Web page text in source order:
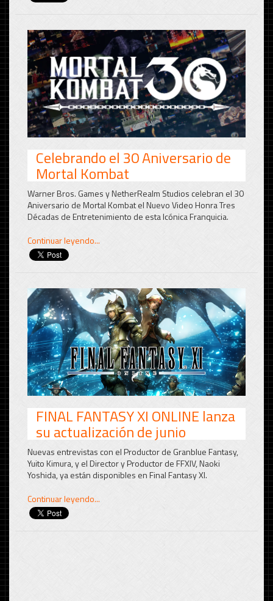
Celebrando el 30 Aniversario de
Mortal Kombat
Warner Bros. Games y NetherRealm Studios celebran el 30
Aniversario de Mortal Kombat el Nuevo Video Honra Tres
Décadas de Entretenimiento de esta Icónica Franquicia.
Continuar leyendo...
FINAL FANTASY XI ONLINE lanza
su actualización de junio
Nuevas entrevistas con el Productor de Granblue Fantasy,
Yuito Kimura, y el Director y Productor de FFXIV, Naoki
Yoshida, ya están disponibles en Final Fantasy XI.
Continuar leyendo...